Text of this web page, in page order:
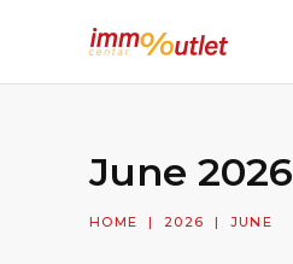
June 2026
HOME | 2026 | JUNE